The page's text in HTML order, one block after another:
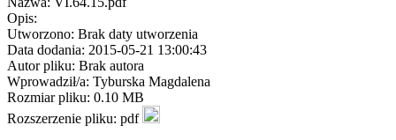
Opis:
Utworzono: Brak daty utworzenia
Data dodania: 2015-05-21 13:00:43
Autor pliku: Brak autora
Wprowadził/a: Tyburska Magdalena
Rozmiar pliku: 0.10 MB
Rozszerzenie pliku: pdf